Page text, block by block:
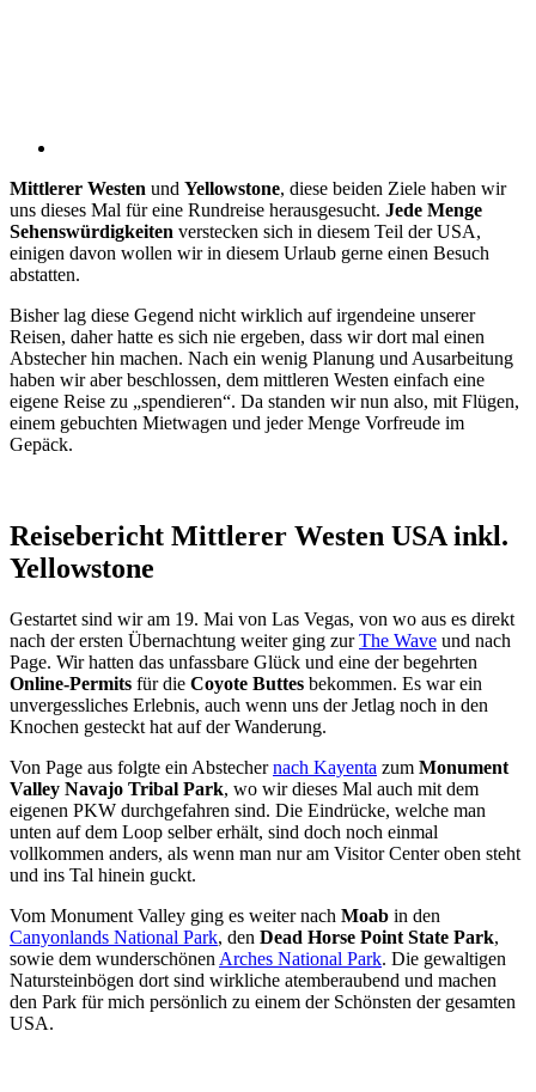
Mittlerer Westen und Yellowstone, diese beiden Ziele haben wir
uns dieses Mal für eine Rundreise herausgesucht. Jede Menge
Sehenswürdigkeiten verstecken sich in diesem Teil der USA,
einigen davon wollen wir in diesem Urlaub gerne einen Besuch
abstatten.
Bisher lag diese Gegend nicht wirklich auf irgendeine unserer
Reisen, daher hatte es sich nie ergeben, dass wir dort mal einen
Abstecher hin machen. Nach ein wenig Planung und Ausarbeitung
haben wir aber beschlossen, dem mittleren Westen einfach eine
eigene Reise zu „spendieren“. Da standen wir nun also, mit Flügen,
einem gebuchten Mietwagen und jeder Menge Vorfreude im
Gepäck.
Reisebericht Mittlerer Westen USA inkl.
Yellowstone
Gestartet sind wir am 19. Mai von Las Vegas, von wo aus es direkt
nach der ersten Übernachtung weiter ging zurThe Wave und nach
Page. Wir hatten das unfassbare Glück und eine der begehrten
Online-Permits für die Coyote Buttes bekommen. Es war ein
unvergessliches Erlebnis, auch wenn uns der Jetlag noch in den
Knochen gesteckt hat auf der Wanderung.
Von Page aus folgte ein Abstechernach Kayenta zum Monument
Valley Navajo Tribal Park, wo wir dieses Mal auch mit dem
eigenen PKW durchgefahren sind. Die Eindrücke, welche man
unten auf dem Loop selber erhält, sind doch noch einmal
vollkommen anders, als wenn man nur am Visitor Center oben steht
und ins Tal hinein guckt.
Vom Monument Valley ging es weiter nach Moab in den
Canyonlands National Park, den Dead Horse Point State Park,
sowie dem wunderschönen Arches National Park. Die gewaltigen
Natursteinbögen dort sind wirkliche atemberaubend und machen
den Park für mich persönlich zu einem der Schönsten der gesamten
USA.